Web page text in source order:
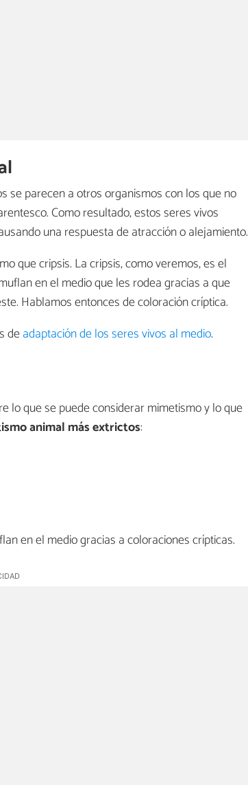
se parecen a otros organismos con los que no
Como resultado, estos seres vivos
una respuesta de atracción o alejamiento.
que cripsis. La cripsis, como veremos, es el
en el medio que les rodea gracias a que
Hablamos entonces de coloración críptica.
deadaptación de los seres vivos al medio.
lo que se puede considerar mimetismo y lo que
animal más extrictos:
en el medio gracias a coloraciones crípticas.